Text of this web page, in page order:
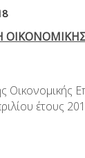
Οικονομικής
έτους